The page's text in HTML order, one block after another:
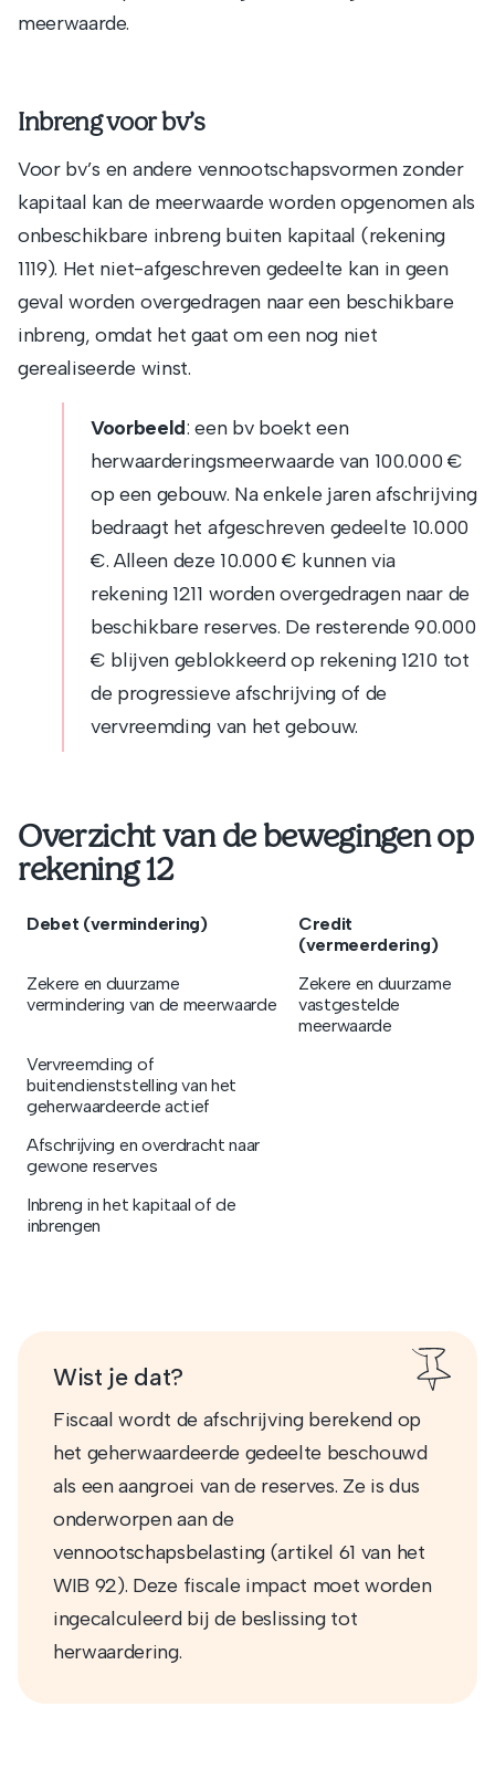
meerwaarde.
Inbreng voor bv’s
Voor bv’s en andere vennootschapsvormen zonder
kapitaal kan de meerwaarde worden opgenomen als
onbeschikbare inbreng buiten kapitaal (rekening
1119). Het niet-afgeschreven gedeelte kan in geen
geval worden overgedragen naar een beschikbare
inbreng, omdat het gaat om een nog niet
gerealiseerde winst.
Voorbeeld: een bv boekt een
herwaarderingsmeerwaarde van 100.000 €
op een gebouw. Na enkele jaren afschrijving
bedraagt het afgeschreven gedeelte 10.000
€. Alleen deze 10.000 € kunnen via
rekening 1211 worden overgedragen naar de
beschikbare reserves. De resterende 90.000
€ blijven geblokkeerd op rekening 1210 tot
de progressieve afschrijving of de
vervreemding van het gebouw.
Overzicht van de bewegingen op
rekening 12
Debet (vermindering)
Credit
(vermeerdering)
Zekere en duurzame
vermindering van de meerwaarde
Zekere en duurzame
vastgestelde
meerwaarde
Vervreemding of
buitendienststelling van het
geherwaardeerde actief
Afschrijving en overdracht naar
gewone reserves
Inbreng in het kapitaal of de
inbrengen
Wist je dat?
Fiscaal wordt de afschrijving berekend op
het geherwaardeerde gedeelte beschouwd
als een aangroei van de reserves. Ze is dus
onderworpen aan de
vennootschapsbelasting (artikel 61 van het
WIB 92). Deze fiscale impact moet worden
ingecalculeerd bij de beslissing tot
herwaardering.